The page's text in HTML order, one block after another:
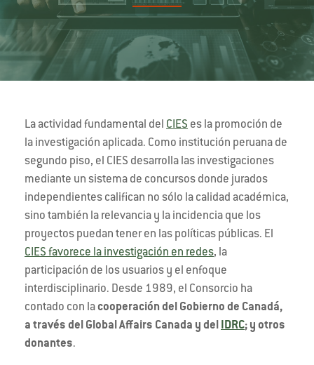
La actividad fundamental del CIES es la promoción de
la investigación aplicada. Como institución peruana de
segundo piso, el CIES desarrolla las investigaciones
mediante un sistema de concursos donde jurados
independientes califican no sólo la calidad académica,
sino también la relevancia y la incidencia que los
proyectos puedan tener en las políticas públicas. El
CIES favorece la investigación en redes, la
participación de los usuarios y el enfoque
interdisciplinario. Desde 1989, el Consorcio ha
contado con lacooperación del Gobierno de Canadá,
a través del Global Affairs Canada y del
IDRC; y otros
donantes.